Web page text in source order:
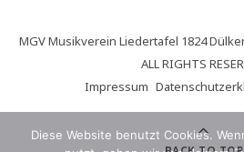
MGV Musikverein Liedertafel 1824
ALL RIGHTS
Impressum
Diese Website benutzt Cookies.